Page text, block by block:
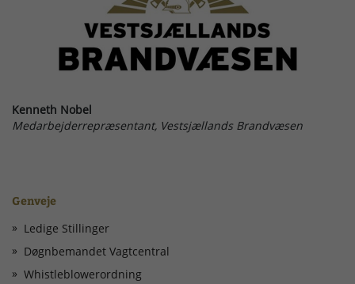
Kenneth Nobel
Medarbejderrepræsentant, Vestsjællands Brandvæsen
Genveje
Ledige Stillinger
Døgnbemandet Vagtcentral
Whistleblowerordning